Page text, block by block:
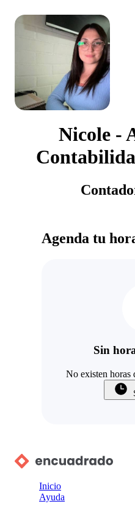
Nicole -
Agenda tu
Sin
No existen horas
Inicio
Ayuda